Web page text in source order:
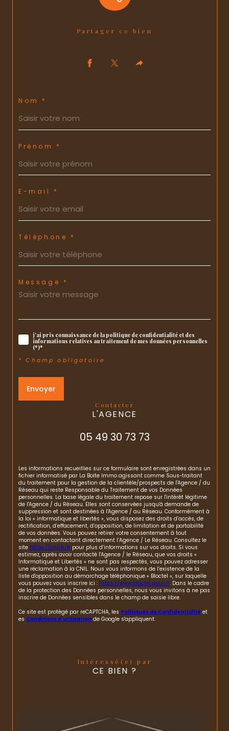
Partager ce bien
Nom *
Prénom *
E-mail *
Téléphone *
Message *
j'ai pris connaissance de la politique de confidentialité et des
informations relatives au traitement de mes données personnelles
(*)*
* Champ obligatoire
Envoyer
contacter
L'AGENCE
05 49 30 73 73
Les informations recueillies sur ce formulaire sont enregistrées dans un
fichier informatisé par La Boite Immo agissant comme Sous-traitant
du traitement pour la gestion de la clientèle/prospects de l'Agence / du
Réseau qui reste Responsable du Traitement de vos Données
personnelles. La base légale du traitement repose sur l'intérêt légitime
de l'Agence / du Réseau. Elles sont conservées jusqu'à demande de
suppression et sont destinées à l'Agence / au Réseau. Conformément à
la loi « informatique et libertés », vous disposez des droits d’accès, de
rectification, d’effacement, d’opposition, de limitation et de portabilité
de vos données. Vous pouvez retirer votre consentement à tout
moment en contactant directement l’Agence / Le Réseau. Consultez le
site https://cnil.fr/fr pour plus d’informations sur vos droits. Si vous
estimez, après avoir contacté l'Agence / le Réseau, que vos droits «
Informatique et Libertés » ne sont pas respectés, vous pouvez adresser
une réclamation à la CNIL. Nous vous informons de l’existence de la
liste d'opposition au démarchage téléphonique « Bloctel », sur laquelle
vous pouvez vous inscrire ici : https://www.bloctel.gouv.fr. Dans le cadre
de la protection des Données personnelles, nous vous invitons à ne pas
inscrire de Données sensibles dans le champ de saisie libre.
Ce site est protégé par reCAPTCHA, les Politiques de Confidentialité et
es Conditions d'utilisation de Google s'appliquent.
Intéressé(e) par
CE BIEN ?